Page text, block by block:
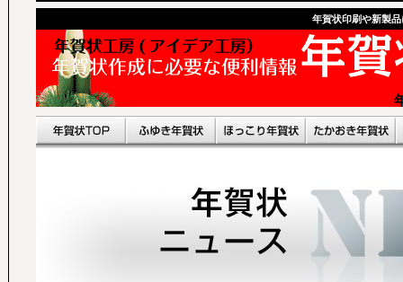
年賀状印刷や新製